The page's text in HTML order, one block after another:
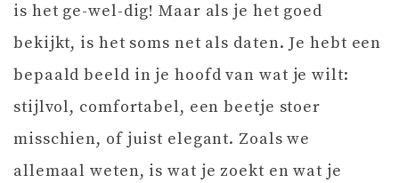
is het ge-wel-dig! Maar als je het goed
bekijkt, is het soms net als daten. Je hebt een
bepaald beeld in je hoofd van wat je wilt:
stijlvol, comfortabel, een beetje stoer
misschien, of juist elegant. Zoals we
allemaal weten, is wat je zoekt en wat je